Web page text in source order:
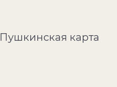
Пушкинская карта